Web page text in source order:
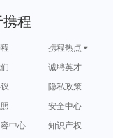
携程
携程热点
诚聘英才
隐私政策
安全中心
中心
知识产权